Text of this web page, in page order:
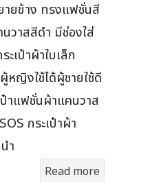
ายข้าง ทรงแฟชั่นสี
วาสสีดำ มีช่องใส่
เป๋าผ้าใบเล็ก
หญิงใช้ได้ผู้ชายใช้ดี
าแฟชั่นผ้าแคนวาส
กระเป๋าผ้า
ำ
Read more